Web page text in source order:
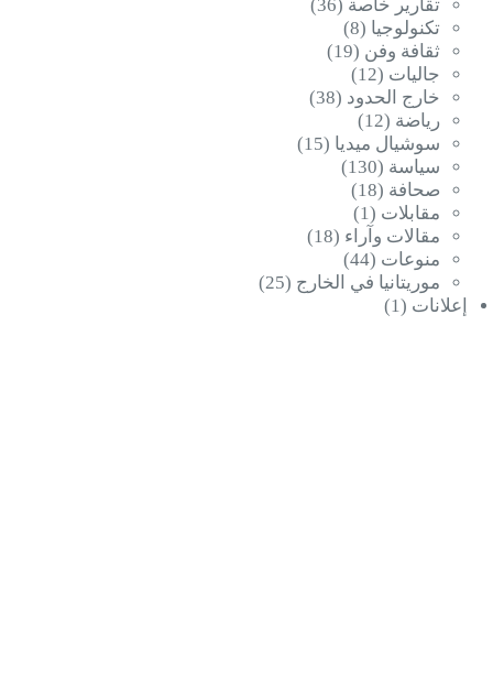
تقارير خاصة (36)
تكنولوجيا (8)
ثقافة وفن (19)
جاليات (12)
خارج الحدود (38)
رياضة (12)
سوشيال ميديا (15)
سياسة (130)
صحافة (18)
مقابلات (1)
مقالات وآراء (18)
منوعات (44)
موريتانيا في الخارج (25)
إعلانات (1)